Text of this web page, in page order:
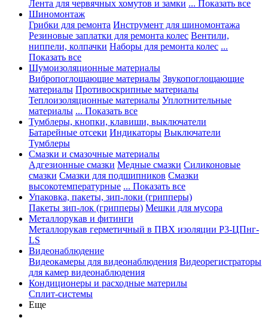
Лента для червячных хомутов и замки ... Показать все
Шиномонтаж
Грибки для ремонта Инструмент для шиномонтажа
Резиновые заплатки для ремонта колес Вентили,
ниппели, колпачки Наборы для ремонта колес ...
Показать все
Шумоизоляционные материалы
Вибропоглощающие материалы Звукопоглощающие
материалы Противоскрипные материалы
Теплоизоляционные материалы Уплотнительные
материалы ... Показать все
Тумблеры, кнопки, клавиши, выключатели
Батарейные отсеки Индикаторы Выключатели
Тумблеры
Смазки и смазочные материалы
Адгезионные смазки Медные смазки Силиконовые
смазки Смазки для подшипников Смазки
высокотемпературные ... Показать все
Упаковка, пакеты, зип-локи (грипперы)
Пакеты зип-лок (грипперы) Мешки для мусора
Металлорукав и фитинги
Металлорукав герметичный в ПВХ изоляции Р3-ЦПнг-
LS
Видеонаблюдение
Видеокамеры для видеонаблюдения Видеорегистраторы
для камер видеонаблюдения
Кондиционеры и расходные материлы
Сплит-системы
Еще